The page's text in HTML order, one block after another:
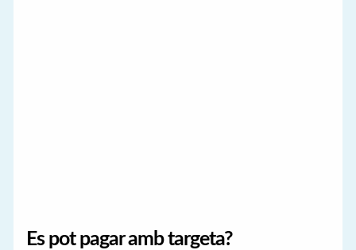
Es pot pagar amb targeta?